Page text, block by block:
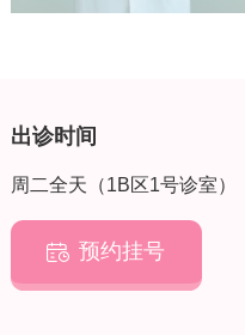
出诊时间
周二全天（1B区1号诊室）
 预约挂号